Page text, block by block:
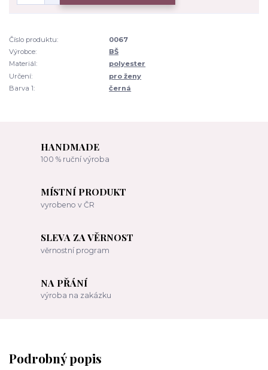
Číslo produktu:
0067
Výrobce:
BŠ
Materiál:
polyester
Určení:
pro ženy
Barva 1:
černá
HANDMADE
100 % ruční výroba
MÍSTNÍ PRODUKT
vyrobeno v ČR
SLEVA ZA VĚRNOST
věrnostní program
NA PŘÁNÍ
výroba na zakázku
Podrobný popis